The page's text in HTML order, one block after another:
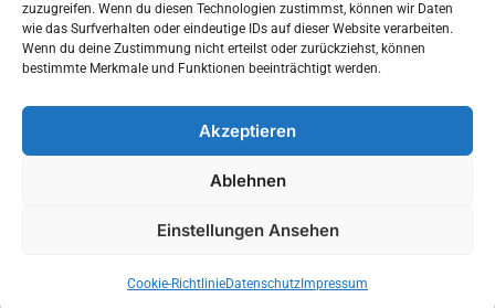
zuzugreifen. Wenn du diesen Technologien zustimmst, können wir Daten
wie das Surfverhalten oder eindeutige IDs auf dieser Website verarbeiten.
Wenn du deine Zustimmung nicht erteilst oder zurückziehst, können
bestimmte Merkmale und Funktionen beeinträchtigt werden.
Akzeptieren
Ablehnen
Einstellungen Ansehen
Cookie-RichtlinieDatenschutz Impressum
info@provitec.de
www.provitec.com
Copyright © 2026 PROVITEC Trinkwassersysteme e.K | Alle
Rechte vorbehalten |Impressum
Optimized by Seraphinite Accelerator